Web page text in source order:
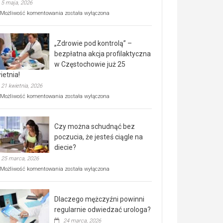
5 maja, 2026
Możliwość komentowania Rusza
rehabilitacji
dla
seniorów!
została wyłączona
„Zdrowie pod kontrolą” –
bezpłatna akcja profilaktyczna
w Częstochowie już 25
21 kwietnia, 2026
Możliwość komentowania „Zdrowie
bezpłatna
akcja
profilaktyczna
w
już
kwietnia!
została wyłączona
Czy można schudnąć bez
poczucia, że jesteś ciągle na
diecie?
25 marca, 2026
Możliwość komentowania Czy
poczucia,
że
została wyłączona
Dlaczego mężczyźni powinni
regularnie odwiedzać urologa?
24 marca, 2026